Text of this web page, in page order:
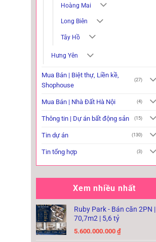
Hoàng Mai
Long Biên
Tây Hồ
Hưng Yên
Mua Bán | Biệt thự, Liền kề,
Shophouse
(27)
Mua Bán | Nhà Đất Hà Nội (4)
Thông tin | Dự án bất động sản (15)
Tin dự án (130)
Tin tổng hợp (3)
Xem nhiều nhất
Ruby Park - Bán căn 2PN |
70,7m2 | 5,6 tỷ
5.600.000.000 ₫